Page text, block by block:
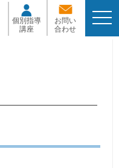
個別指導
講座
お問い
合わせ
t
o
g